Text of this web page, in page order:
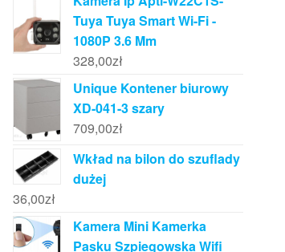
Tuya Tuya Smart Wi-Fi -
1080P 3.6 Mm
328,00zł
Unique Kontener biurowy
XD-041-3 szary
709,00zł
Wkład na bilon do szuflady
dużej
36,00zł
Kamera Mini Kamerka
Pasku Szpiegowska Wifi